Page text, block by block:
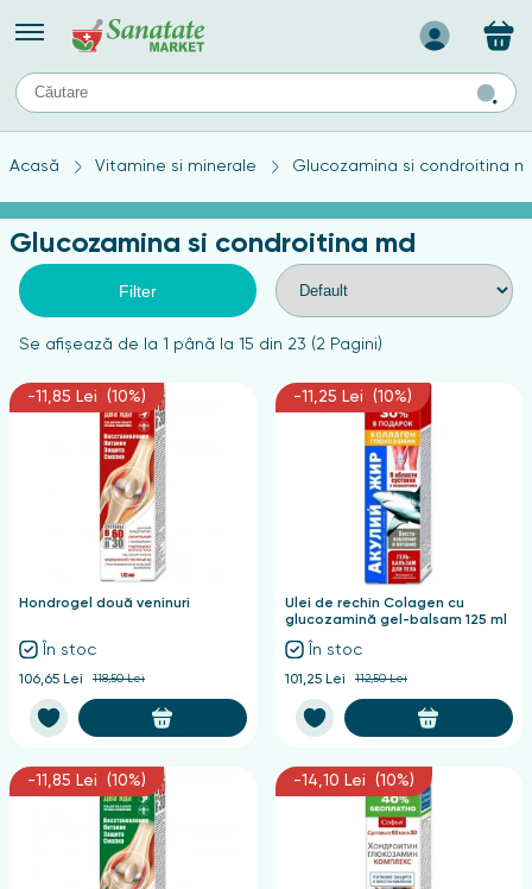
Назад
TIPURI DE TEN
Produse pentru ten mixt
Ten problematic
Produse pentru ten gras
Produse pentru ten sensibil
articulațiilor
Acasă Vitamine si minerale Glucozamina si condroitina
Glucozamina si condroitina md
Filter
Se afişează de la 1 până la 15 din 23 (2 Pagini)
-11,85 Lei (10%)
Hondrogel două veninuri
În stoc
106,65 Lei 118,50 Lei
-11,25 Lei (10%)
Ulei de rechin Colagen cu
glucozamină gel-balsam 125 ml
În stoc
101,25 Lei 112,50 Lei
-11,85 Lei (10%) -14,10 Lei (10%)